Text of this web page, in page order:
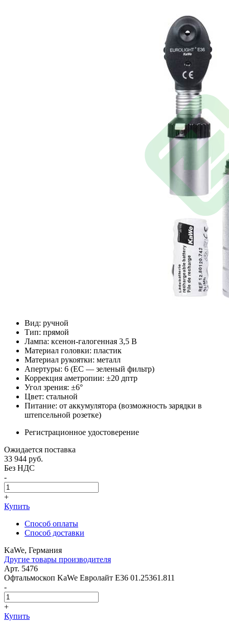
Вид: ручной
Тип: прямой
Лампа: ксенон-галогенная 3,5 В
Материал головки: пластик
Материал рукоятки: металл
Апертуры: 6 (EC — зеленый фильтр)
Коррекция аметропии: ±20 дптр
Угол зрения: ±6°
Цвет: стальной
Питание: от аккумулятора (возможность зарядки в
штепсельной розетке)
Регистрационное удостоверение
Ожидается поставка
33 944 руб.
Без НДС
-
+
Купить
Способ оплаты
Способ доставки
KaWe, Германия
Другие товары производителя
Арт. 5476
Офтальмоскоп KaWe Евролайт E36 01.25361.811
-
+
Купить